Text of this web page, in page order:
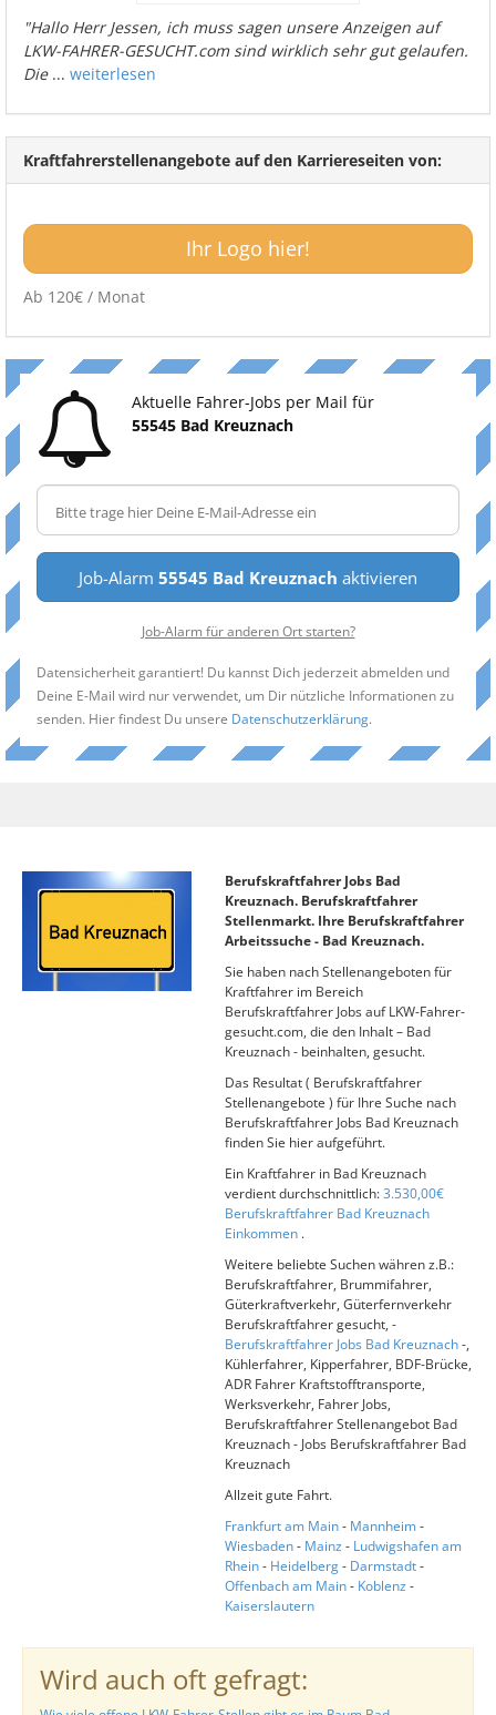
"Hallo Herr Jessen, ich muss sagen unsere Anzeigen auf
LKW-FAHRER-GESUCHT.com sind wirklich sehr gut gelaufen.
Die... weiterlesen
Kraftfahrerstellenangebote auf den Karriereseiten von:
Ihr Logo hier!
Ab 120€ / Monat
Aktuelle Fahrer-Jobs per Mail für
55545 Bad Kreuznach
Job-Alarm 55545 Bad Kreuznach aktivieren
Job-Alarm für anderen Ort starten?
Datensicherheit garantiert! Du kannst Dich jederzeit abmelden und
Deine E-Mail wird nur verwendet, um Dir nützliche Informationen zu
senden. Hier findest Du unsere Datenschutzerklärung.
Berufskraftfahrer Jobs Bad
Kreuznach. Berufskraftfahrer
Stellenmarkt. Ihre Berufskraftfahrer
Arbeitssuche - Bad Kreuznach.
Sie haben nach Stellenangeboten für
Kraftfahrer im Bereich
Berufskraftfahrer Jobs auf LKW-Fahrer-
gesucht.com, die den Inhalt – Bad
Kreuznach - beinhalten, gesucht.
Das Resultat ( Berufskraftfahrer
Stellenangebote ) für Ihre Suche nach
Berufskraftfahrer Jobs Bad Kreuznach
finden Sie hier aufgeführt.
Ein Kraftfahrer in Bad Kreuznach
verdient durchschnittlich:3.530,00€
Berufskraftfahrer Bad Kreuznach
Einkommen .
Weitere beliebte Suchen währen z.B.:
Berufskraftfahrer, Brummifahrer,
Güterkraftverkehr, Güterfernverkehr
Berufskraftfahrer gesucht, -
Berufskraftfahrer Jobs Bad Kreuznach-,
Kühlerfahrer, Kipperfahrer, BDF-Brücke,
ADR Fahrer Kraftstofftransporte,
Werksverkehr, Fahrer Jobs,
Berufskraftfahrer Stellenangebot Bad
Kreuznach - Jobs Berufskraftfahrer Bad
Kreuznach
Allzeit gute Fahrt.
Frankfurt am Main- Mannheim-
Wiesbaden- Mainz - Ludwigshafen am
Rhein- Heidelberg- Darmstadt-
Offenbach am Main- Koblenz -
Kaiserslautern
Wird auch oft gefragt: